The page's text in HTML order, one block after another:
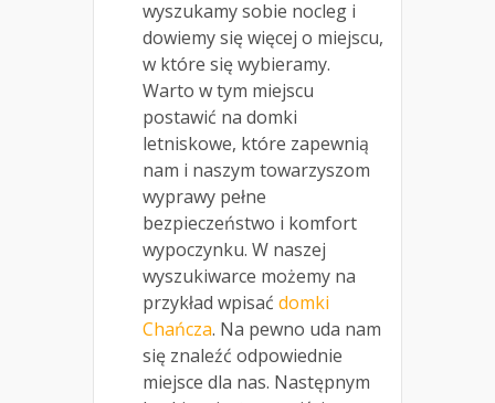
wyszukamy sobie nocleg i
dowiemy się więcej o miejscu,
w które się wybieramy.
Warto w tym miejscu
postawić na domki
letniskowe, które zapewnią
nam i naszym towarzyszom
wyprawy pełne
bezpieczeństwo i komfort
wypoczynku. W naszej
wyszukiwarce możemy na
przykład wpisać domki
Chańcza. Na pewno uda nam
się znaleźć odpowiednie
miejsce dla nas. Następnym